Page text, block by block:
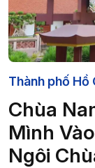
Thành phố Hồ
Chùa
Mình
Ngôi